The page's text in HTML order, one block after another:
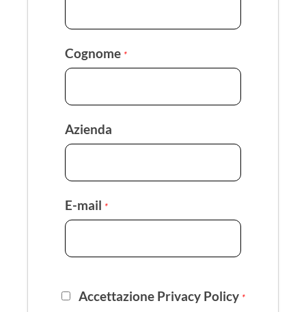
Cognome *
Azienda
E-mail *
Accettazione Privacy Policy *